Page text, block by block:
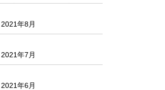
2021年8月
2021年7月
2021年6月